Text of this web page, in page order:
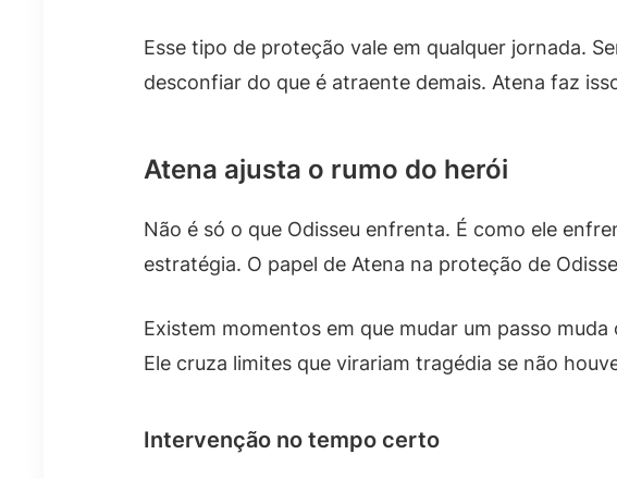
Esse tipo de proteção vale em qualquer jornada.
desconfiar do que é atraente demais. Atena faz
Atena ajusta o rumo do herói
Não é só o que Odisseu enfrenta. É como ele
estratégia. O papel de Atena na proteção de
Existem momentos em que mudar um passo
Ele cruza limites que virariam tragédia se não
Intervenção no tempo certo